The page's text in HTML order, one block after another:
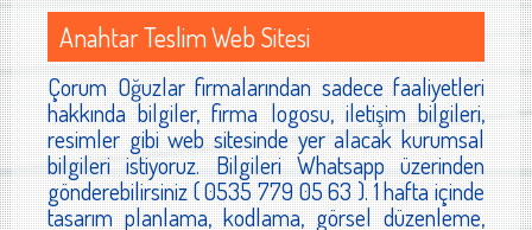
Anahtar Teslim Web Sitesi
Çorum Oğuzlar firmalarından sadece faaliyetleri
hakkında bilgiler, firma logosu, iletişim bilgileri,
resimler gibi web sitesinde yer alacak kurumsal
bilgileri istiyoruz. Bilgileri Whatsapp üzerinden
gönderebilirsiniz ( 0535 779 05 63 ). 1 hafta içinde
tasarım planlama, kodlama, görsel düzenleme,